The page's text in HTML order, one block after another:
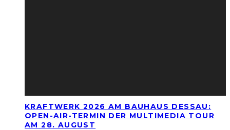
KRAFTWERK 2026 AM BAUHAUS DESSAU:
OPEN-AIR-TERMIN DER MULTIMEDIA TOUR
AM 28. AUGUST